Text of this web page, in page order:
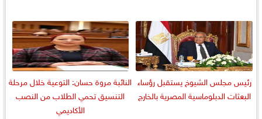
رئيس مجلس الشيوخ يستقبل رؤساء
البعثات الدبلوماسية المصرية بالخارج
النائبة مروة حسان: التوعية خلال مرحلة
التنسيق تحمي الطلاب من النصب
الأكاديمي